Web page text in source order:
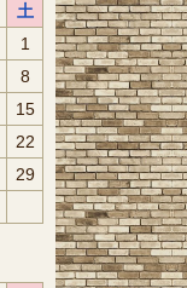
土
1
8
15
22
29